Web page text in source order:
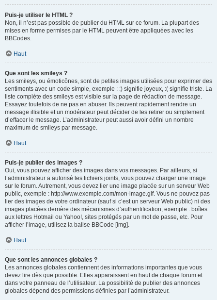
Puis-je utiliser le HTML ?
Non, il n’est pas possible de publier du HTML sur ce forum. La plupart des
mises en forme permises par le HTML peuvent être appliquées avec les
BBCodes.
Haut
Que sont les smileys ?
Les smileys, ou émoticônes, sont de petites images utilisées pour exprimer des
sentiments avec un code simple, exemple : :) signifie joyeux, :( signifie triste. La
liste complète des smileys est visible sur la page de rédaction de message.
Essayez toutefois de ne pas en abuser. Ils peuvent rapidement rendre un
message illisible et un modérateur peut décider de les retirer ou simplement
d’effacer le message. L’administrateur peut aussi avoir défini un nombre
maximum de smileys par message.
Haut
Puis-je publier des images ?
Oui, vous pouvez afficher des images dans vos messages. Par ailleurs, si
l’administrateur a autorisé les fichiers joints, vous pouvez charger une image
sur le forum. Autrement, vous devez lier une image placée sur un serveur Web
public, exemple : http://www.exemple.com/mon-image.gif. Vous ne pouvez pas
lier des images de votre ordinateur (sauf si c’est un serveur Web public) ni des
images placées derrière des mécanismes d’authentification, exemple : boîtes
aux lettres Hotmail ou Yahoo!, sites protégés par un mot de passe, etc. Pour
afficher l’image, utilisez la balise BBCode [img].
Haut
Que sont les annonces globales ?
Les annonces globales contiennent des informations importantes que vous
devez lire dès que possible. Elles apparaissent en haut de chaque forum et
dans votre panneau de l’utilisateur. La possibilité de publier des annonces
globales dépend des permissions définies par l’administrateur.